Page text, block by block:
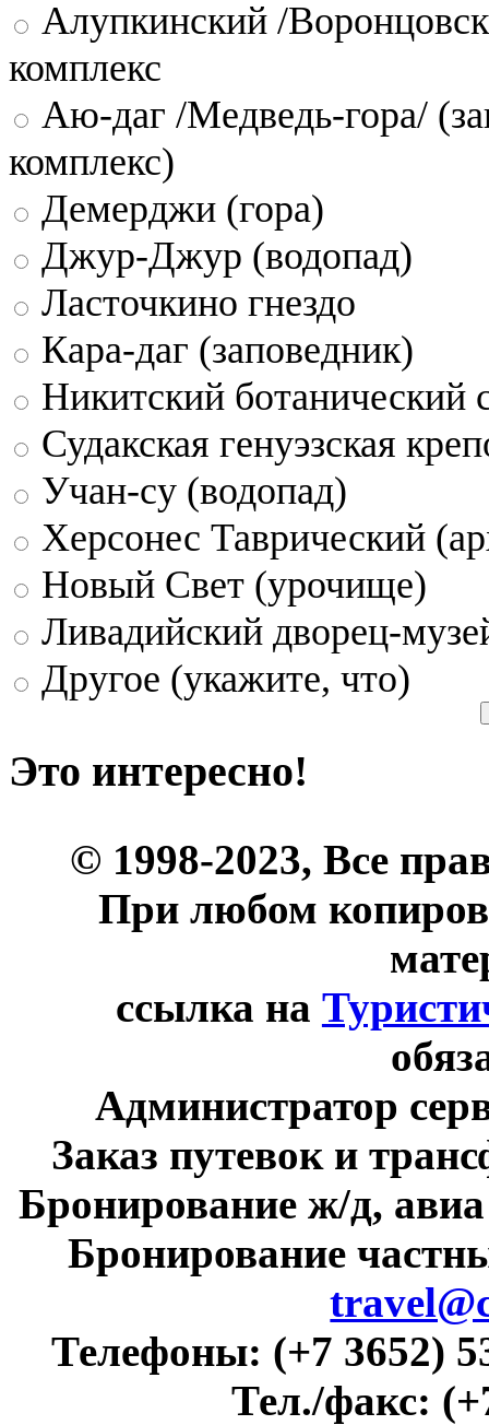
Алупкинский /
комплекс
Аю-даг /Медведь-гора/
комплекс)
Демерджи (гора)
Джур-Джур (водопад)
Ласточкино гнездо
Кара-даг (заповедник)
Никитский ботанический
Судакская генуэзская
Учан-су (водопад)
Херсонес Таврический
Новый Свет (урочище)
Ливадийский дворец-
Другое (укажите, что)
Это интересно!
© 1998-2023, Все
При любом
ссылка на
Администратор
Заказ путевок и
Бронирование ж/д,
Бронирование
Телефоны: (+7 3652)
Тел./факс: